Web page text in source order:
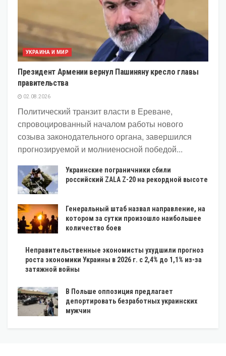
УКРАИНА И МИР
Президент Армении вернул Пашиняну кресло главы
правительства
02.08.2026
Политический транзит власти в Ереване,
спровоцированный началом работы нового
созыва законодательного органа, завершился
прогнозируемой и молниеносной победой...
Украинские пограничники сбили
российский ZALA Z-20 на рекордной высоте
Генеральный штаб назвал направление, на
котором за сутки произошло наибольшее
количество боев
Неправительственные экономисты ухудшили прогноз
роста экономики Украины в 2026 г. с 2,4% до 1,1% из-за
затяжной войны
В Польше оппозиция предлагает
депортировать безработных украинских
мужчин